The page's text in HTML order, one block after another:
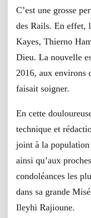
C’est une grosse
des Rails. En effet,
Kayes, Thierno
Dieu. La nouvelle
2016, aux environs
faisait soigner.
En cette
technique et
joint à la
ainsi qu’aux
condoléances les
dans sa grande
Ileyhi Rajioune.